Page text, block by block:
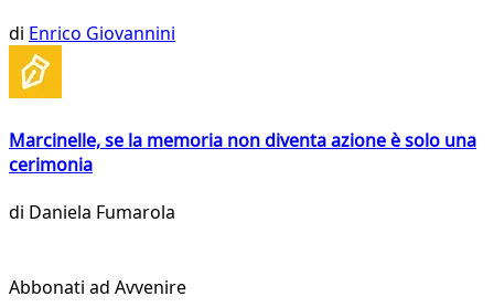
di Enrico Giovannini
Marcinelle, se la memoria non diventa azione è solo una
cerimonia
di Daniela Fumarola
Abbonati ad Avvenire